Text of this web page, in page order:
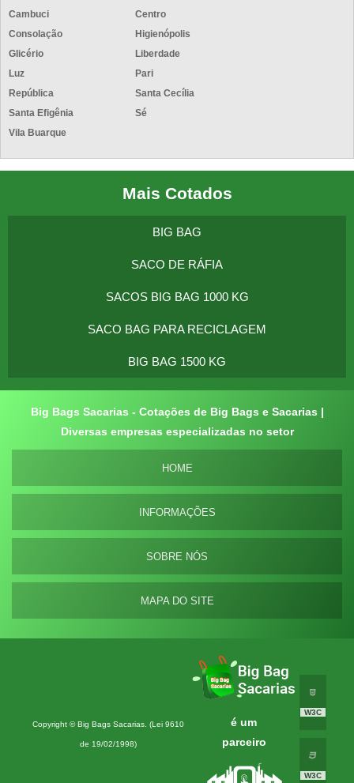
Cambuci
Centro
Consolação
Higienópolis
Glicério
Liberdade
Luz
Pari
República
Santa Cecília
Santa Efigênia
Sé
Vila Buarque
Mais Cotados
BIG BAG
SACO DE RÁFIA
SACOS BIG BAG 1000 KG
SACO BAG PARA RECICLAGEM
BIG BAG 1500 KG
Big Bags Sacarias - Cotações de Big Bags e Sacarias |
Diversas empresas especializadas no setor
HOME
INFORMAÇÕES
SOBRE NÓS
MAPA DO SITE
Copyright © Big Bags Sacarias. (Lei 9610
de 19/02/1998)
é um
parceiro
W3C
W3C